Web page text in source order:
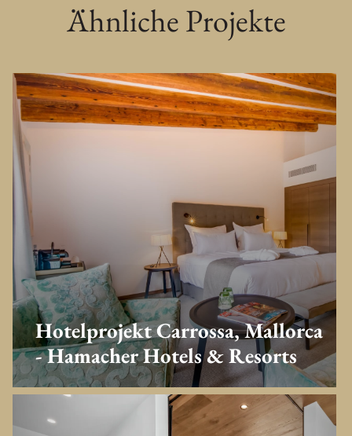
Ähnliche Projekte
Hotelprojekt Carrossa, Mallorca
- Hamacher Hotels & Resorts